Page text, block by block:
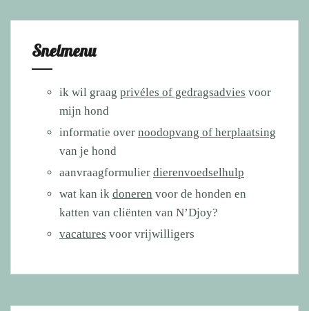
Snelmenu
ik wil graag privéles of gedragsadvies voor
mijn hond
informatie over noodopvang of herplaatsing
van je hond
aanvraagformulier dierenvoedselhulp
wat kan ik doneren voor de honden en
katten van cliënten van N’Djoy?
vacatures voor vrijwilligers